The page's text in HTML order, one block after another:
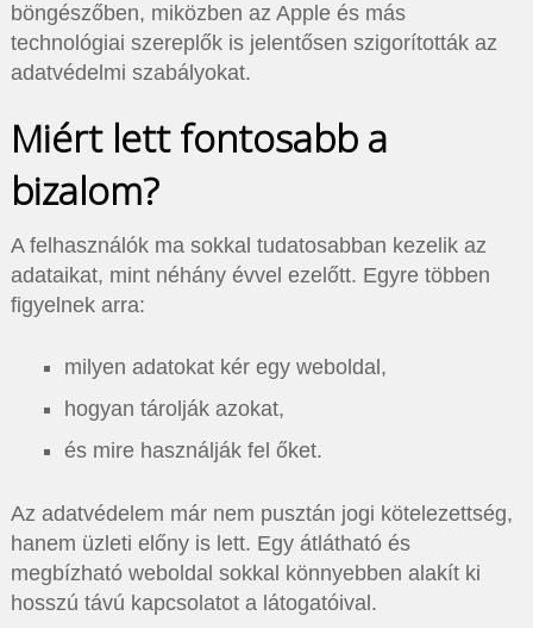
böngészőben, miközben az Apple és más
technológiai szereplők is jelentősen szigorították az
adatvédelmi szabályokat.
Miért lett fontosabb a
bizalom?
A felhasználók ma sokkal tudatosabban kezelik az
adataikat, mint néhány évvel ezelőtt. Egyre többen
figyelnek arra:
milyen adatokat kér egy weboldal,
hogyan tárolják azokat,
és mire használják fel őket.
Az adatvédelem már nem pusztán jogi kötelezettség,
hanem üzleti előny is lett. Egy átlátható és
megbízható weboldal sokkal könnyebben alakít ki
hosszú távú kapcsolatot a látogatóival.